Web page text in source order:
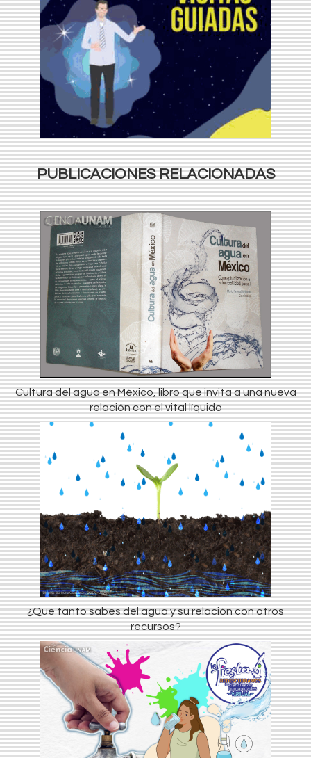
PUBLICACIONES RELACIONADAS
Cultura del agua en México, libro que invita a una nueva
relación con el vital líquido
¿Qué tanto sabes del agua y su relación con otros
recursos?